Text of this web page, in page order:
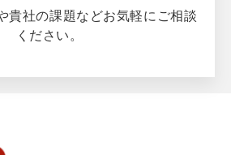
貴社の課題などお気軽にご相談
ください。